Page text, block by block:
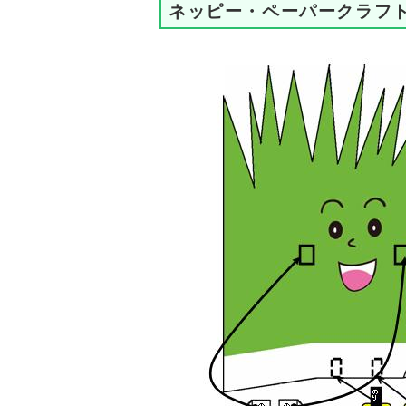
ネッピー・ペーパークラフ